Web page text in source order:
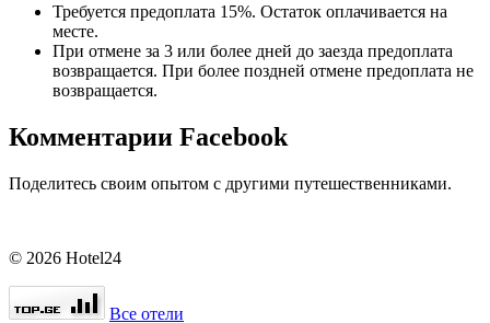
Требуется предоплата 15%. Остаток оплачивается на
месте.
При отмене за 3 или более дней до заезда предоплата
возвращается. При более поздней отмене предоплата не
возвращается.
Комментарии Facebook
Поделитесь своим опытом с другими путешественниками.
© 2026 Hotel24
Все отели